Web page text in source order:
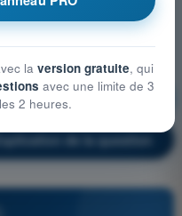
humaines
de la question
la version gratuite, qui
avec une limite de 3
2 heures.